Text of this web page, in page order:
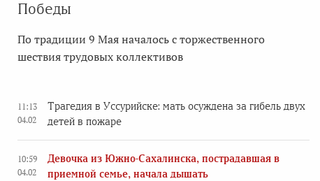
Победы
По традиции 9 Мая началось с торжественного
шествия трудовых коллективов
11:13
04.02
Трагедия в Уссурийске: мать осуждена за гибель двух
детей в пожаре
10:59
04.02
Девочка из Южно-Сахалинска, пострадавшая в
приемной семье, начала дышать